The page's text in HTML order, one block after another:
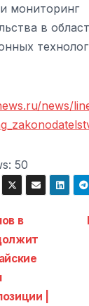
мониторинг
в
news/
50
в
|